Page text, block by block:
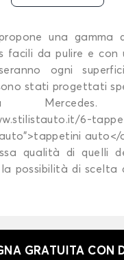
per MERCEDES 200 /
una gamma
facili da pulire e con
ogni
stati progettati
6-
auto</
qualità di quelli
possibilità di scelta
GRATUITA CON